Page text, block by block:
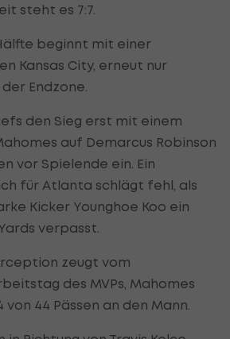
steht es 7:7.
beginnt mit einer
Kansas City, erneut nur
Endzone.
den Sieg erst mit einem
auf Demarcus Robinson
vor Spielende ein. Ein
für Atlanta schlägt fehl, als
Kicker Younghoe Koo ein
verpasst.
zeugt vom
des MVPs, Mahomes
44 Pässen an den Mann.